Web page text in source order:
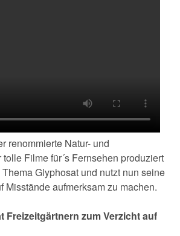
renommierte Natur- und
Filme für´s Fernsehen produziert
Glyphosat und nutzt nun seine
Misstände aufmerksam zu machen.
Freizeitgärtnern zum Verzicht auf